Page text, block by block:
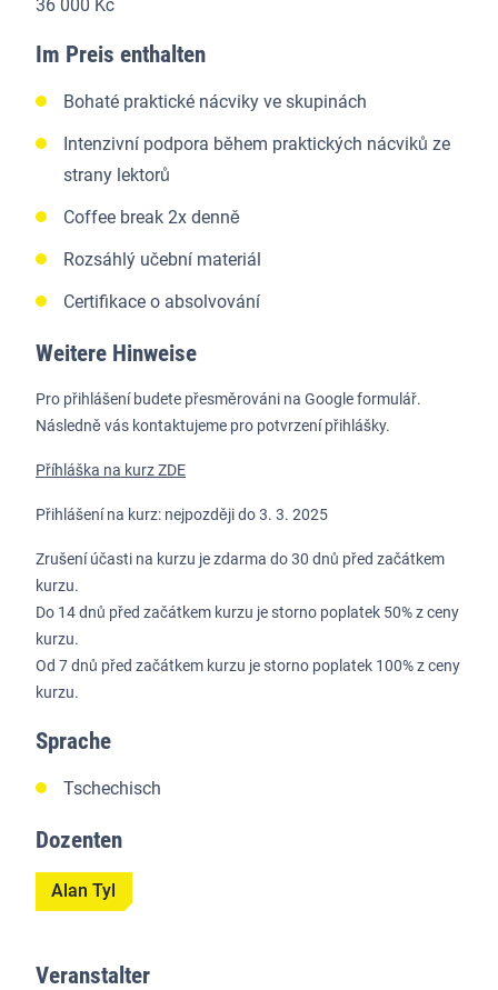
36 000 Kč
Im Preis enthalten
Bohaté praktické nácviky ve skupinách
Intenzivní podpora během praktických nácviků ze
strany lektorů
Coffee break 2x denně
Rozsáhlý učební materiál
Certifikace o absolvování
Weitere Hinweise
Pro přihlášení budete přesměrováni na Google formulář.
Následně vás kontaktujeme pro potvrzení přihlášky.
Příhláška na kurz ZDE
Přihlášení na kurz: nejpozději do 3. 3. 2025
Zrušení účasti na kurzu je zdarma do 30 dnů před začátkem
kurzu.
Do 14 dnů před začátkem kurzu je storno poplatek 50% z ceny
kurzu.
Od 7 dnů před začátkem kurzu je storno poplatek 100% z ceny
kurzu.
Sprache
Tschechisch
Dozenten
Alan Tyl
Veranstalter